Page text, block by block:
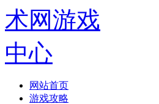
网站首页
游戏攻略